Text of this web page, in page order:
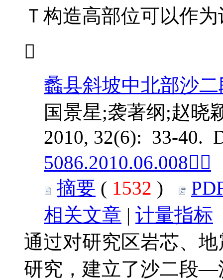
Ｔ构造高部位可以作

蠡县斜坡中北部沙
国景星;袭著纲;赵晓
2010, 32(6): 33-40.
5086.2010.06.008
摘要 ( 1532 )
相关文章 | 计量指标
通过对研究区岩芯、
研究，建立了沙二段—